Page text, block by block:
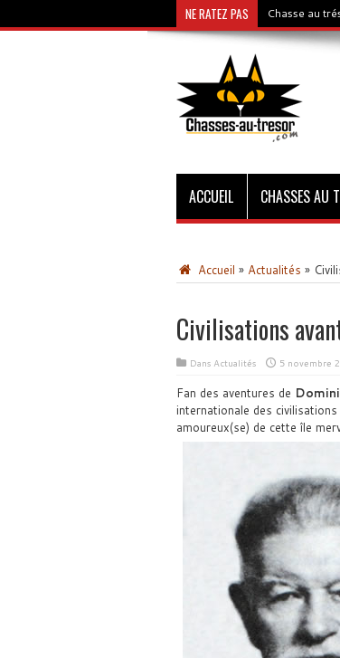
NE RATEZ PAS Chasse au
ACCUEIL CHASSES AU
Accueil » Actualités »
Civilisations
Dans Actualités 5 novembre
Fan des aventures de
internationale des
amoureux(se) de cette île